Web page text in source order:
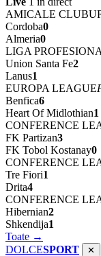
AMICALE
Cordoba0
Almeria0
LIGA
Union Santa Fe2
Lanus1
EUROPA LEAGUE
Benfica6
Heart Of Midlothian1
CONFERENCE
FK Partizan3
FK Tobol Kostanay0
CONFERENCE
Tre Fiori1
Drita4
CONFERENCE
Hibernian2
Shkendija1
Toate →
DOLCESPORT ✕